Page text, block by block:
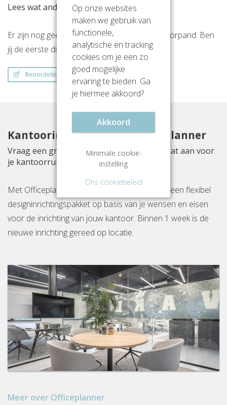
Lees wat anderen vinden van deze locatie
Er zijn nog geen beoordelingen over dit kantoorpand. Ben
jij de eerste die een beoordeling achterlaat?
Beoordeling schrijven
Kantoorinrichting met Officeplanner
Vraag een gratis inrichtingsvoorstel op maat aan voor
je kantoorruimte aan Hogehilweg 24
Met Officeplanner huur, huurkoop of koop je een flexibel
designinrichtingspakket op basis van je wensen en eisen
voor de inrichting van jouw kantoor. Binnen 1 week is de
nieuwe inrichting gereed op locatie.
Meer over Officeplanner
Op onze websites
maken we gebruik van
functionele,
analytische en tracking
cookies om je een zo
goed mogelijke
ervaring te bieden. Ga
je hiermee akkoord?
Akkoord
Minimale cookie-
instelling
Ons cookiebeleid